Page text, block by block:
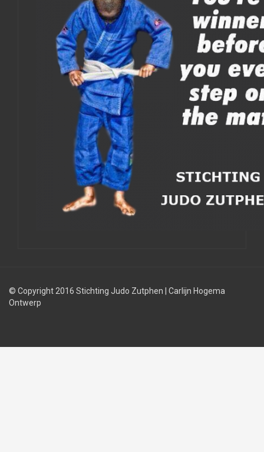
© Copyright 2016 Stichting Judo Zutphen | Carlijn Hogema
Ontwerp